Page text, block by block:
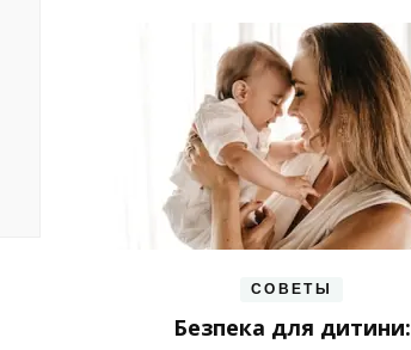
СОВЕТЫ
Безпека для дитини: